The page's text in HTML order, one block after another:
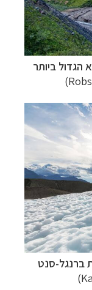
הגדול ביותר
ברנגל-סנט